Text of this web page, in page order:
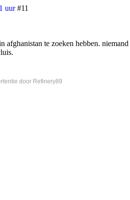
uur #11
afghanistan te zoeken hebben. niemand
door Refinery89